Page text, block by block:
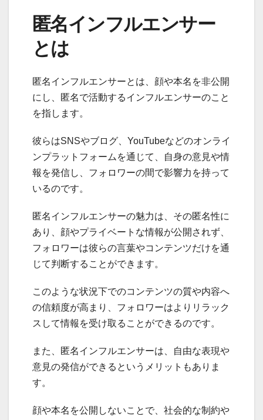
匿名インフルエンサー
とは
匿名インフルエンサーとは、顔や本名を非公開
にし、匿名で活動するインフルエンサーのこと
を指します。
彼らはSNSやブログ、YouTubeなどのオンライ
ンプラットフォームを通じて、自身の意見や情
報を発信し、フォロワーの間で影響力を持って
いるのです。
匿名インフルエンサーの魅力は、その匿名性に
あり、顔やプライベートな情報が公開されず、
フォロワーは彼らの言葉やコンテンツだけを通
じて判断することができます。
このような状況下でのコンテンツの質や内容へ
の信頼度が高まり、フォロワーはよりリラック
スして情報を受け取ることができるのです。
また、匿名インフルエンサーは、自由な表現や
意見の発信ができるというメリットもありま
す。
顔や本名を公開しないことで、社会的な制約や